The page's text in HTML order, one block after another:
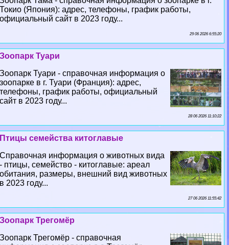
Токио (Япония): адрес, телефоны, график работы,
официальный сайт в 2023 году...
29 06 2026 6:55:20
Зоопарк Туари
Зоопарк Туари - справочная информация о
зоопарке в г. Туари (Франция): адрес,
телефоны, график работы, официальный
сайт в 2023 году...
28 06 2026 11:10:22
Птицы семейства китоглавые
Справочная информация о животных вида
- птицы, семейство - китоглавые: ареал
обитания, размеры, внешний вид животных
в 2023 году...
27 06 2026 11:55:42
Зоопарк Трегомёр
Зоопарк Трегомёр - справочная